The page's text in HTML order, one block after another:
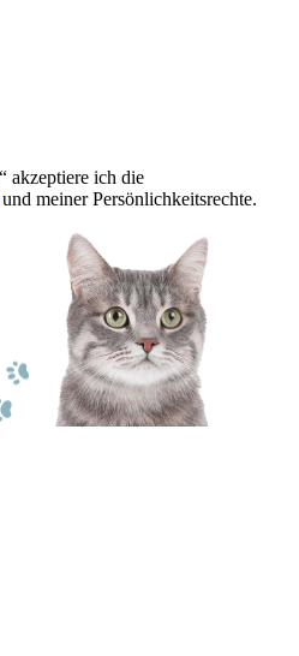
akzeptiere ich die
und meiner Persönlichkeitsrechte.